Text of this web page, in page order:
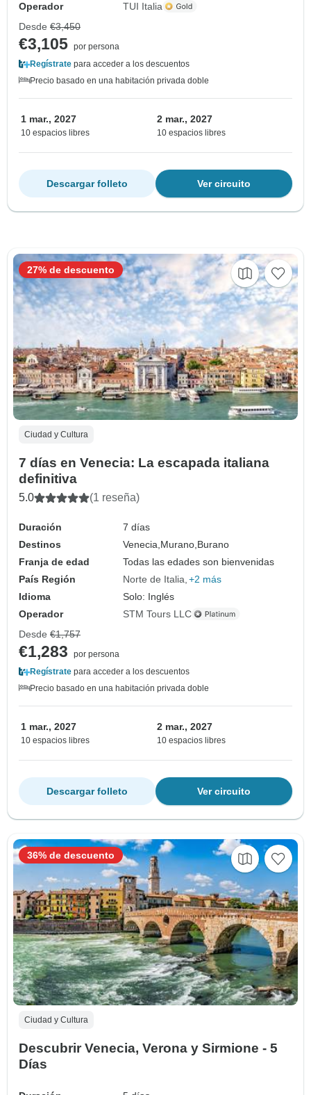
Operador
TUI Italia
Desde €3,450
€3,105 por persona
Regístrate para acceder a los descuentos
Precio basado en una habitación privada doble
1 mar., 2027
10 espacios libres
2 mar., 2027
10 espacios libres
Ver circuito
Descargar folleto
Ciudad y Cultura
7 días en Venecia: La escapada italiana
definitiva
5.0 (1 reseña)
Duración
7 días
Destinos
Venecia, Murano, Burano
Franja de edad
Todas las edades son bienvenidas
País Región
Norte de Italia +2 más
Idioma
Solo: Inglés
Operador
STM Tours LLC
27% de descuento
Desde €1,757
€1,283
por persona
Regístrate para acceder a los descuentos
Precio basado en una habitación privada doble
1 mar., 2027
10 espacios libres
2 mar., 2027
10 espacios libres
Ver circuito
Descargar folleto
Ciudad y Cultura
Descubrir Venecia, Verona y Sirmione - 5
Días
36% de descuento